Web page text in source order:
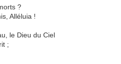
?
Alléluia !
le Dieu du Ciel
;